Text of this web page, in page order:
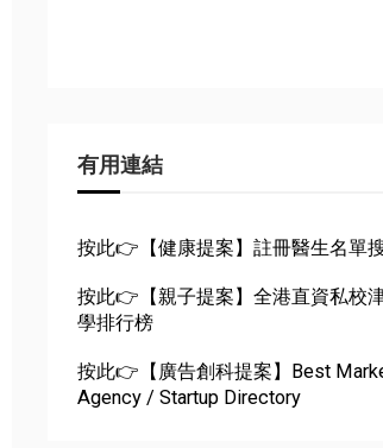
有用連結
按此👉【健康提案】註冊醫生名單
按此👉【親子提案】全港直資私校
學排行榜
按此👉【廣告創科提案】Best
Agency / Startup Directory